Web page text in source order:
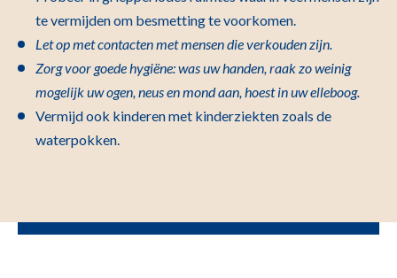
te vermijden om besmetting te voorkomen.
Let op met contacten met mensen die verkouden zijn.
Zorg voor goede hygiëne: was uw handen, raak zo weinig
mogelijk uw ogen, neus en mond aan, hoest in uw elleboog.
Vermijd ook kinderen met kinderziekten zoals de
waterpokken.